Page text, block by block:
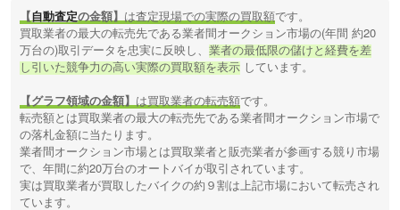
【自動査定の金額】 は査定現場での実際の買取額です。
買取業者の最大の転売先である業者間オークション市場の(年間 約20
万台の)取引データを忠実に反映し、業者の最低限の儲けと経費を差
し引いた競争力の高い実際の買取額を表示 しています。
【グラフ領域の金額】 は買取業者の転売額です。
転売額とは買取業者の最大の転売先である業者間オークション市場で
の落札金額に当たります。
業者間オークション市場とは買取業者と販売業者が参画する競り市場
で、年間に約20万台のオートバイが取引されています。
実は買取業者が買取したバイクの約９割は上記市場において転売され
ています。